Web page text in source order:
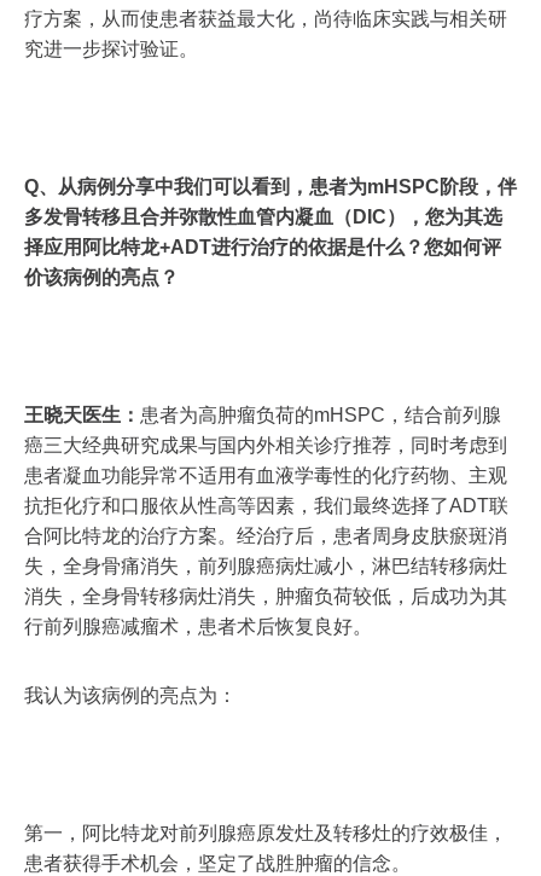
疗方案，从而使患者获益最大化，尚待临床实践与相关研
究进一步探讨验证。
Q、从病例分享中我们可以看到，患者为mHSPC阶段，伴
多发骨转移且合并弥散性血管内凝血（DIC），您为其选
择应用阿比特龙+ADT进行治疗的依据是什么？您如何评
价该病例的亮点？
王晓天医生： 患者为高肿瘤负荷的mHSPC，结合前列腺
癌三大经典研究成果与国内外相关诊疗推荐，同时考虑到
患者凝血功能异常不适用有血液学毒性的化疗药物、主观
抗拒化疗和口服依从性高等因素，我们最终选择了ADT联
合阿比特龙的治疗方案。经治疗后，患者周身皮肤瘀斑消
失，全身骨痛消失，前列腺癌病灶减小，淋巴结转移病灶
消失，全身骨转移病灶消失，肿瘤负荷较低，后成功为其
行前列腺癌减瘤术，患者术后恢复良好。
我认为该病例的亮点为：
第一，阿比特龙对前列腺癌原发灶及转移灶的疗效极佳，
患者获得手术机会，坚定了战胜肿瘤的信念。